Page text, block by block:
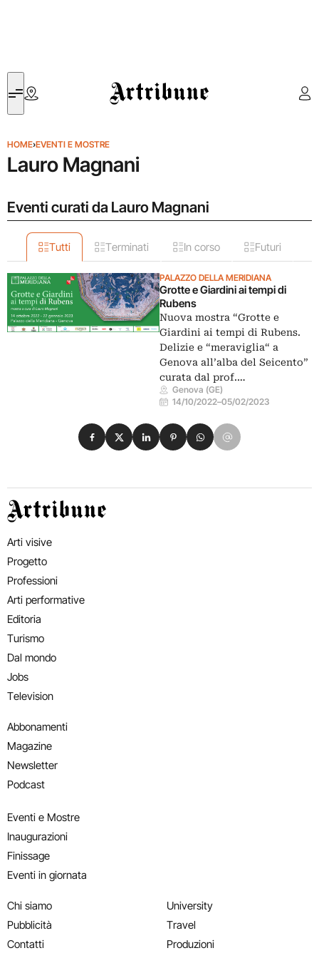
Artribune
HOME›EVENTI E MOSTRE
Lauro Magnani
Eventi curati da Lauro Magnani
Tutti Terminati In corso Futuri
PALAZZO DELLA MERIDIANA
Grotte e Giardini ai tempi di
Rubens
Nuova mostra “Grotte e
Giardini ai tempi di Rubens.
Delizie e “meraviglia“ a
Genova all’alba del Seicento”
curata dal prof.…
Genova (GE)
14/10/2022–05/02/2023
Condividi su Facebook
Condividi su X
Condividi su LinkedIn
Condividi su Pinterest
Condividi su WhatsApp
Condividi su Email
Artribune
Arti visive
Progetto
Professioni
Arti performative
Editoria
Turismo
Dal mondo
Jobs
Television
Abbonamenti
Magazine
Newsletter
Podcast
Eventi e Mostre
Inaugurazioni
Finissage
Eventi in giornata
Chi siamo
Pubblicità
Contatti
University
Travel
Produzioni